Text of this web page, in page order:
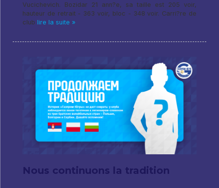
Vucichevich. Bozidar 21 ann?e, sa taille est 205 voir,
hauteur de retrait - 363 voir, bloc - 348 voir. Carri?re de
club lire la suite »
Nous continuons la tradition